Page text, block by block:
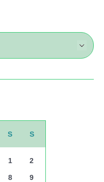
S S
1 2
8 9